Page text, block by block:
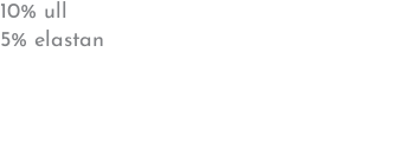
10% ull
5% elastan